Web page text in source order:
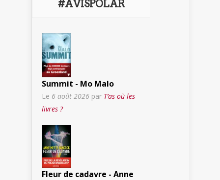
#AVISPOLAR
Summit - Mo Malo
Le 6 août 2026 par T’as où les
livres ?
Fleur de cadavre - Anne